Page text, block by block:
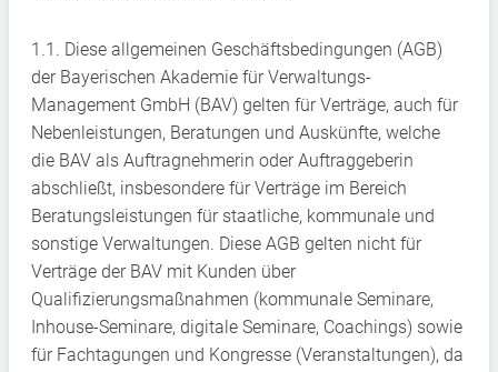
1.1. Diese allgemeinen Geschäftsbedingungen (AGB)
der Bayerischen Akademie für Verwaltungs-
Management GmbH (BAV) gelten für Verträge, auch für
Nebenleistungen, Beratungen und Auskünfte, welche
die BAV als Auftragnehmerin oder Auftraggeberin
abschließt, insbesondere für Verträge im Bereich
Beratungsleistungen für staatliche, kommunale und
sonstige Verwaltungen. Diese AGB gelten nicht für
Verträge der BAV mit Kunden über
Qualifizierungsmaßnahmen (kommunale Seminare,
Inhouse-Seminare, digitale Seminare, Coachings) sowie
für Fachtagungen und Kongresse (Veranstaltungen), da